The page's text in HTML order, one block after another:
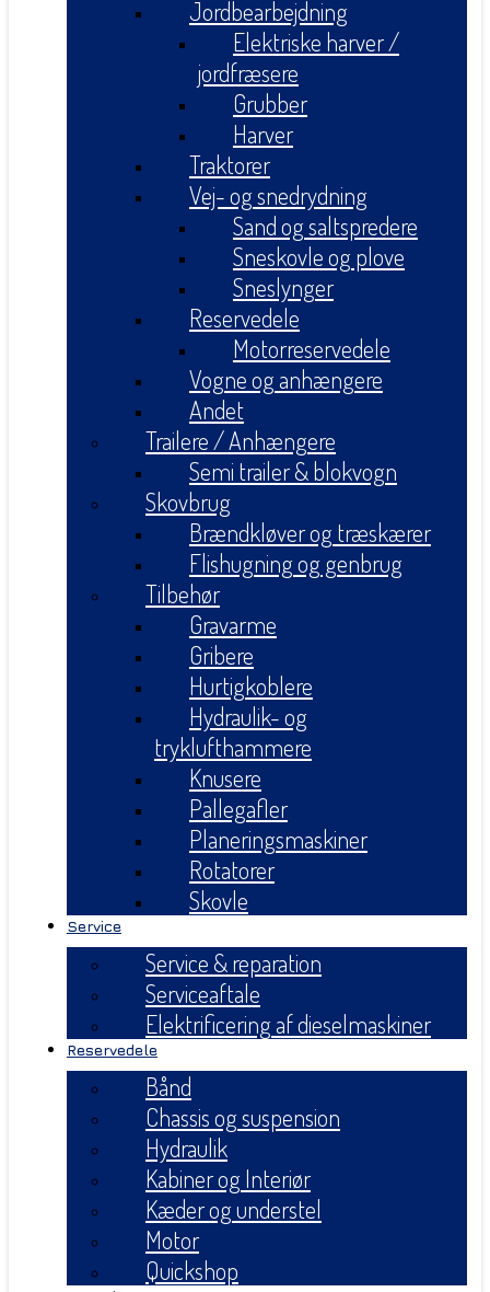
Jordbearbejdning
Elektriske harver /
jordfræsere
Grubber
Harver
Traktorer
Vej- og snedrydning
Sand og saltspredere
Sneskovle og plove
Sneslynger
Reservedele
Motorreservedele
Vogne og anhængere
Andet
Trailere / Anhængere
Semi trailer & blokvogn
Skovbrug
Brændkløver og træskærer
Flishugning og genbrug
Tilbehør
Gravarme
Gribere
Hurtigkoblere
Hydraulik- og
tryklufthammere
Knusere
Pallegafler
Planeringsmaskiner
Rotatorer
Skovle
Service
Service & reparation
Serviceaftale
Elektrificering af dieselmaskiner
Reservedele
Bånd
Chassis og suspension
Hydraulik
Kabiner og Interiør
Kæder og understel
Motor
Quickshop